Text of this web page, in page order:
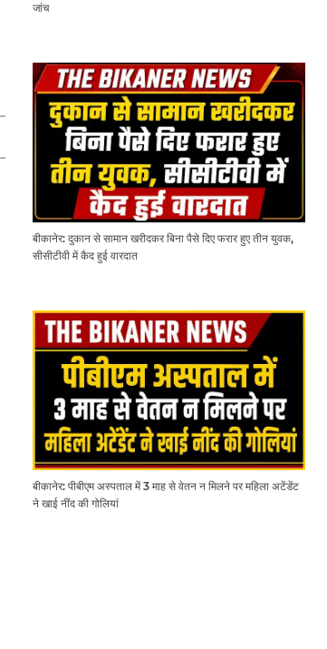
जांच
बीकानेर: दुकान से सामान खरीदकर बिना पैसे दिए फरार हुए तीन युवक,
सीसीटीवी में कैद हुई वारदात
बीकानेर: पीबीएम अस्पताल में 3 माह से वेतन न मिलने पर महिला अटेंडेंट
ने खाई नींद की गोलियां